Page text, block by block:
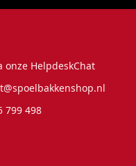
onze HelpdeskChat
799 498